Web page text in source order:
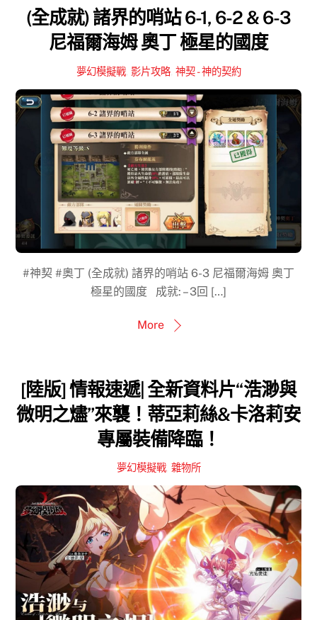
(全成就) 諸界的哨站 6-1, 6-2 & 6-3
尼福爾海姆 奧丁 極星的國度
夢幻模擬戰, 影片攻略, 神契 - 神的契約
#神契 #奧丁 (全成就) 諸界的哨站 6-3 尼福爾海姆 奧丁
極星的國度 成就: – 3回 […]
More
[陸版] 情報速遞| 全新資料片“浩渺與
微明之燼”來襲！蒂亞莉絲&卡洛莉安
專屬裝備降臨！
夢幻模擬戰, 雜物所